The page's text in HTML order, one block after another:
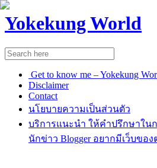
Yokekung World
Get to know me – Yokekung
Disclaimer
Contact
นโยบายความเป็นส่วนตัว
บริการแนะนำ ให้คำปรึกษาใน
นักข่าว Blogger อยากมีเว็บของ